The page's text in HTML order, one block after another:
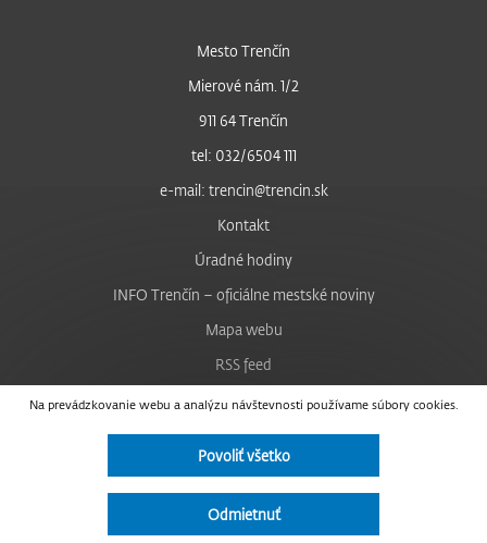
Na prevádzkovanie webu a analýzu návštevnosti používame súbory cookies.
Povoliť všetko
Odmietnuť
Mesto Trenčín
Mierové nám. 1/2
911 64 Trenčín
tel: 032/6504 111
e-mail: trencin@trencin.sk
Kontakt
Úradné hodiny
INFO Trenčín – oficiálne mestské noviny
Mapa webu
RSS feed
Nastavenie cookies
Facebook
Instagram
Vyhlásenie o prístupnosti